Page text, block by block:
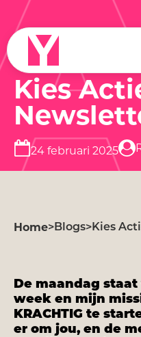
Kies
24 februari 2025
Home>Blogs>Kies
De maandag
week en mijn
KRACHTIG te
er om jou, en de